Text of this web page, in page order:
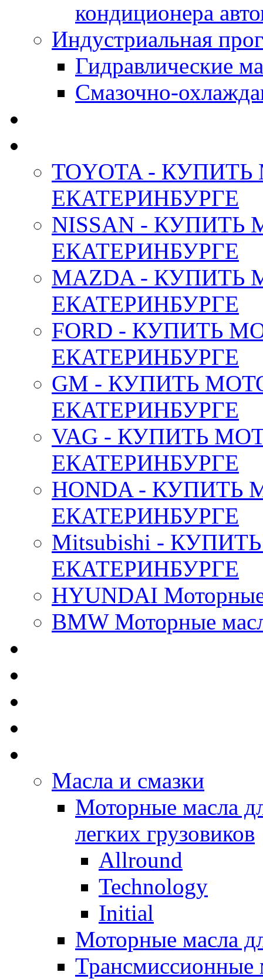
кондиционера
Индустриальная
Гидравлические
Смазочно-
TOYOTA -
ЕКАТЕРИНБУРГЕ
NISSAN -
ЕКАТЕРИНБУРГЕ
MAZDA -
ЕКАТЕРИНБУРГЕ
FORD - КУПИТЬ
ЕКАТЕРИНБУРГЕ
GM - КУПИТЬ
ЕКАТЕРИНБУРГЕ
VAG - КУПИТЬ
ЕКАТЕРИНБУРГЕ
HONDA -
ЕКАТЕРИНБУРГЕ
Mitsubishi -
ЕКАТЕРИНБУРГЕ
HYUNDAI
BMW Моторные
Масла и смазки
Моторные масла
легких грузовиков
Allround
Technology
Initial
Моторные масла
Трансмиссионные